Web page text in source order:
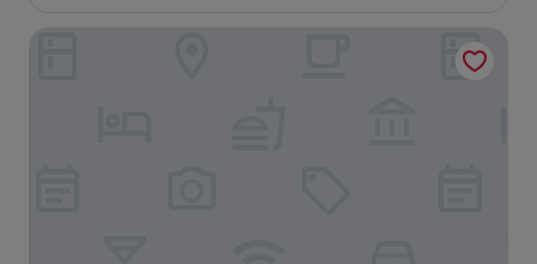
anmeldelser)